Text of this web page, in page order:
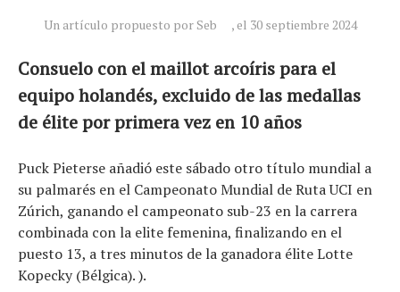
Un artículo propuesto por Seb , el 30 septiembre 2024
Consuelo con el maillot arcoíris para el
equipo holandés, excluido de las medallas
de élite por primera vez en 10 años
Puck Pieterse añadió este sábado otro título mundial a
su palmarés en el Campeonato Mundial de Ruta UCI en
Zúrich, ganando el campeonato sub-23 en la carrera
combinada con la elite femenina, finalizando en el
puesto 13, a tres minutos de la ganadora élite Lotte
Kopecky (Bélgica). ).
Tecnologías
Revisión de productos
Consejo
Tendencias
Artículos